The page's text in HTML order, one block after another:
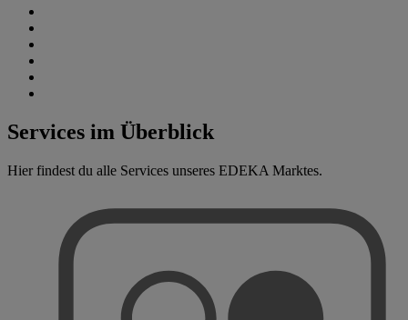
Services im Überblick
Hier findest du alle Services unseres EDEKA Marktes.